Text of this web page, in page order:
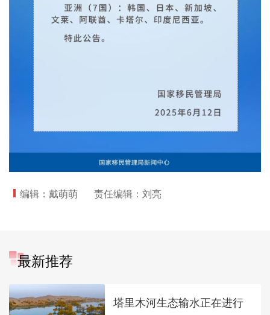
编辑：戴萌萌 责任编辑：刘亮
最新推荐
塔里木河生态输水正在进行